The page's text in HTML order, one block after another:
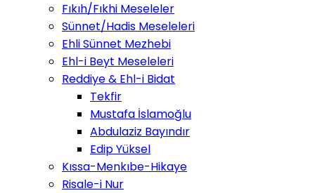
Fıkıh/Fıkhi Meseleler
Sünnet/Hadis Meseleleri
Ehli Sünnet Mezhebi
Ehl-i Beyt Meseleleri
Reddiye & Ehl-i Bidat
Tekfir
Mustafa İslamoğlu
Abdulaziz Bayındır
Edip Yüksel
Kıssa-Menkıbe-Hikaye
Risale-i Nur